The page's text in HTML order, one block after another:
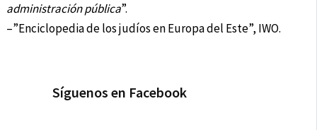
administración pública”.
–”Enciclopedia de los judíos en Europa del Este”, IWO.
Síguenos en Facebook